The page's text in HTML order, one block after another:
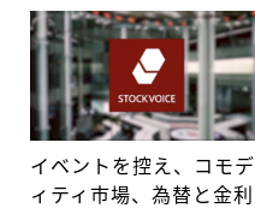
イベントを控え、コモデ
ィティ市場、為替と金利